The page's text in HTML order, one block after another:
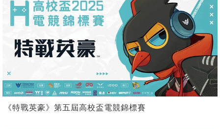
《特戰英豪》第五屆高校盃電競錦標賽